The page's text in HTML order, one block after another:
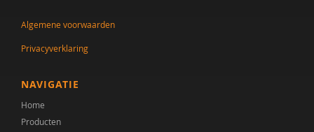
Manna A. Alma
Monika Althaus
Algemene voorwaarden
Privacyverklaring
NAVIGATIE
Home
Producten